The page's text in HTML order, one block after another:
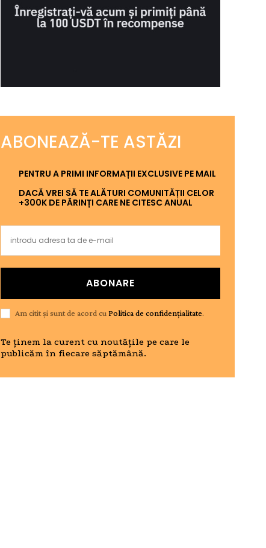
ABONEAZĂ-TE ASTĂZI
PENTRU A PRIMI INFORMAȚII EXCLUSIVE PE MAIL
DACĂ VREI SĂ TE ALĂTURI COMUNITĂȚII CELOR
+300K DE PĂRINȚI CARE NE CITESC ANUAL
ABONARE
Am citit și sunt de acord cuPolitica de confidențialitate.
Te ținem la curent cu noutățile pe care le
publicăm în fiecare săptămână.